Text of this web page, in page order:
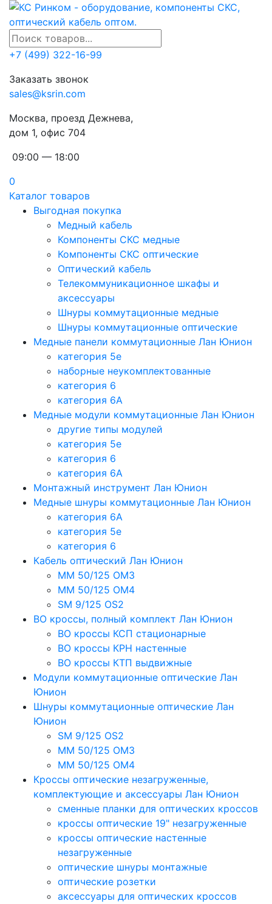
+7 (499) 322-16-99
Заказать звонок
sales@ksrin.com
Москва, проезд Дежнева,
дом 1, офис 704
09:00 — 18:00
0
Каталог товаров
Выгодная покупка
Медный кабель
Компоненты СКС медные
Компоненты СКС оптические
Оптический кабель
Телекоммуникационное шкафы и
аксессуары
Шнуры коммутационные медные
Шнуры коммутационные оптические
Медные панели коммутационные Лан Юнион
категория 5e
наборные неукомплектованные
категория 6
категория 6A
Медные модули коммутационные Лан Юнион
другие типы модулей
категория 5е
категория 6
категория 6A
Монтажный инструмент Лан Юнион
Медные шнуры коммутационные Лан Юнион
категория 6A
категория 5e
категория 6
Кабель оптический Лан Юнион
MM 50/125 OM3
MM 50/125 OM4
SM 9/125 OS2
ВО кроссы, полный комплект Лан Юнион
ВО кроссы КСП стационарные
ВО кроссы КРН настенные
ВО кроссы КТП выдвижные
Модули коммутационные оптические Лан
Юнион
Шнуры коммутационные оптические Лан
Юнион
SM 9/125 OS2
MM 50/125 OM3
MM 50/125 OM4
Кроссы оптические незагруженные,
комплектующие и аксессуары Лан Юнион
сменные планки для оптических кроссов
кроссы оптические 19" незагруженные
кроссы оптические настенные
незагруженные
оптические шнуры монтажные
оптические розетки
аксессуары для оптических кроссов